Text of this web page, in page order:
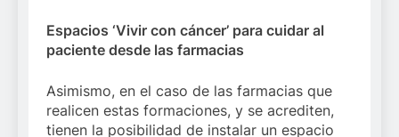
Espacios ‘Vivir con cáncer’ para cuidar al
paciente desde las farmacias
Asimismo, en el caso de las farmacias que
realicen estas formaciones, y se acrediten,
tienen la posibilidad de instalar un espacio